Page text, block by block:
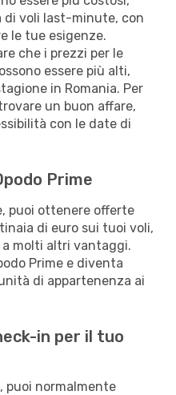
di voli last-minute, con
le tue esigenze.
che i prezzi per le
essere più alti,
in Romania. Per
un buon affare,
con le date di
Prime
puoi ottenere offerte
di euro sui tuoi voli,
molti altri vantaggi.
Prime e diventa
di appartenenza ai
in per il tuo
puoi normalmente